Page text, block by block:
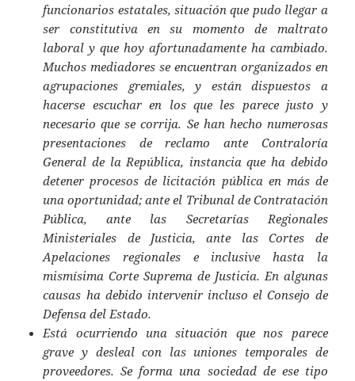
funcionarios estatales, situación que pudo llegar a
ser constitutiva en su momento de maltrato
laboral y que hoy afortunadamente ha cambiado.
Muchos mediadores se encuentran organizados en
agrupaciones gremiales, y están dispuestos a
hacerse escuchar en los que les parece justo y
necesario que se corrija. Se han hecho numerosas
presentaciones de reclamo ante Contraloría
General de la República, instancia que ha debido
detener procesos de licitación pública en más de
una oportunidad; ante el Tribunal de Contratación
Pública, ante las Secretarías Regionales
Ministeriales de Justicia, ante las Cortes de
Apelaciones regionales e inclusive hasta la
mismísima Corte Suprema de Justicia. En algunas
causas ha debido intervenir incluso el Consejo de
Defensa del Estado.
Está ocurriendo una situación que nos parece
grave y desleal con las uniones temporales de
proveedores. Se forma una sociedad de ese tipo